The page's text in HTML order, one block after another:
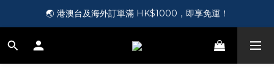
🎵 第一次接觸訂製耳機？歡迎到 Showroom 免費體驗【按此】
🌏 港澳台及海外訂單滿 HK$1000，即享免運！
🛍️ 成為新會員即送您 HK$50，即領即用！【按此】